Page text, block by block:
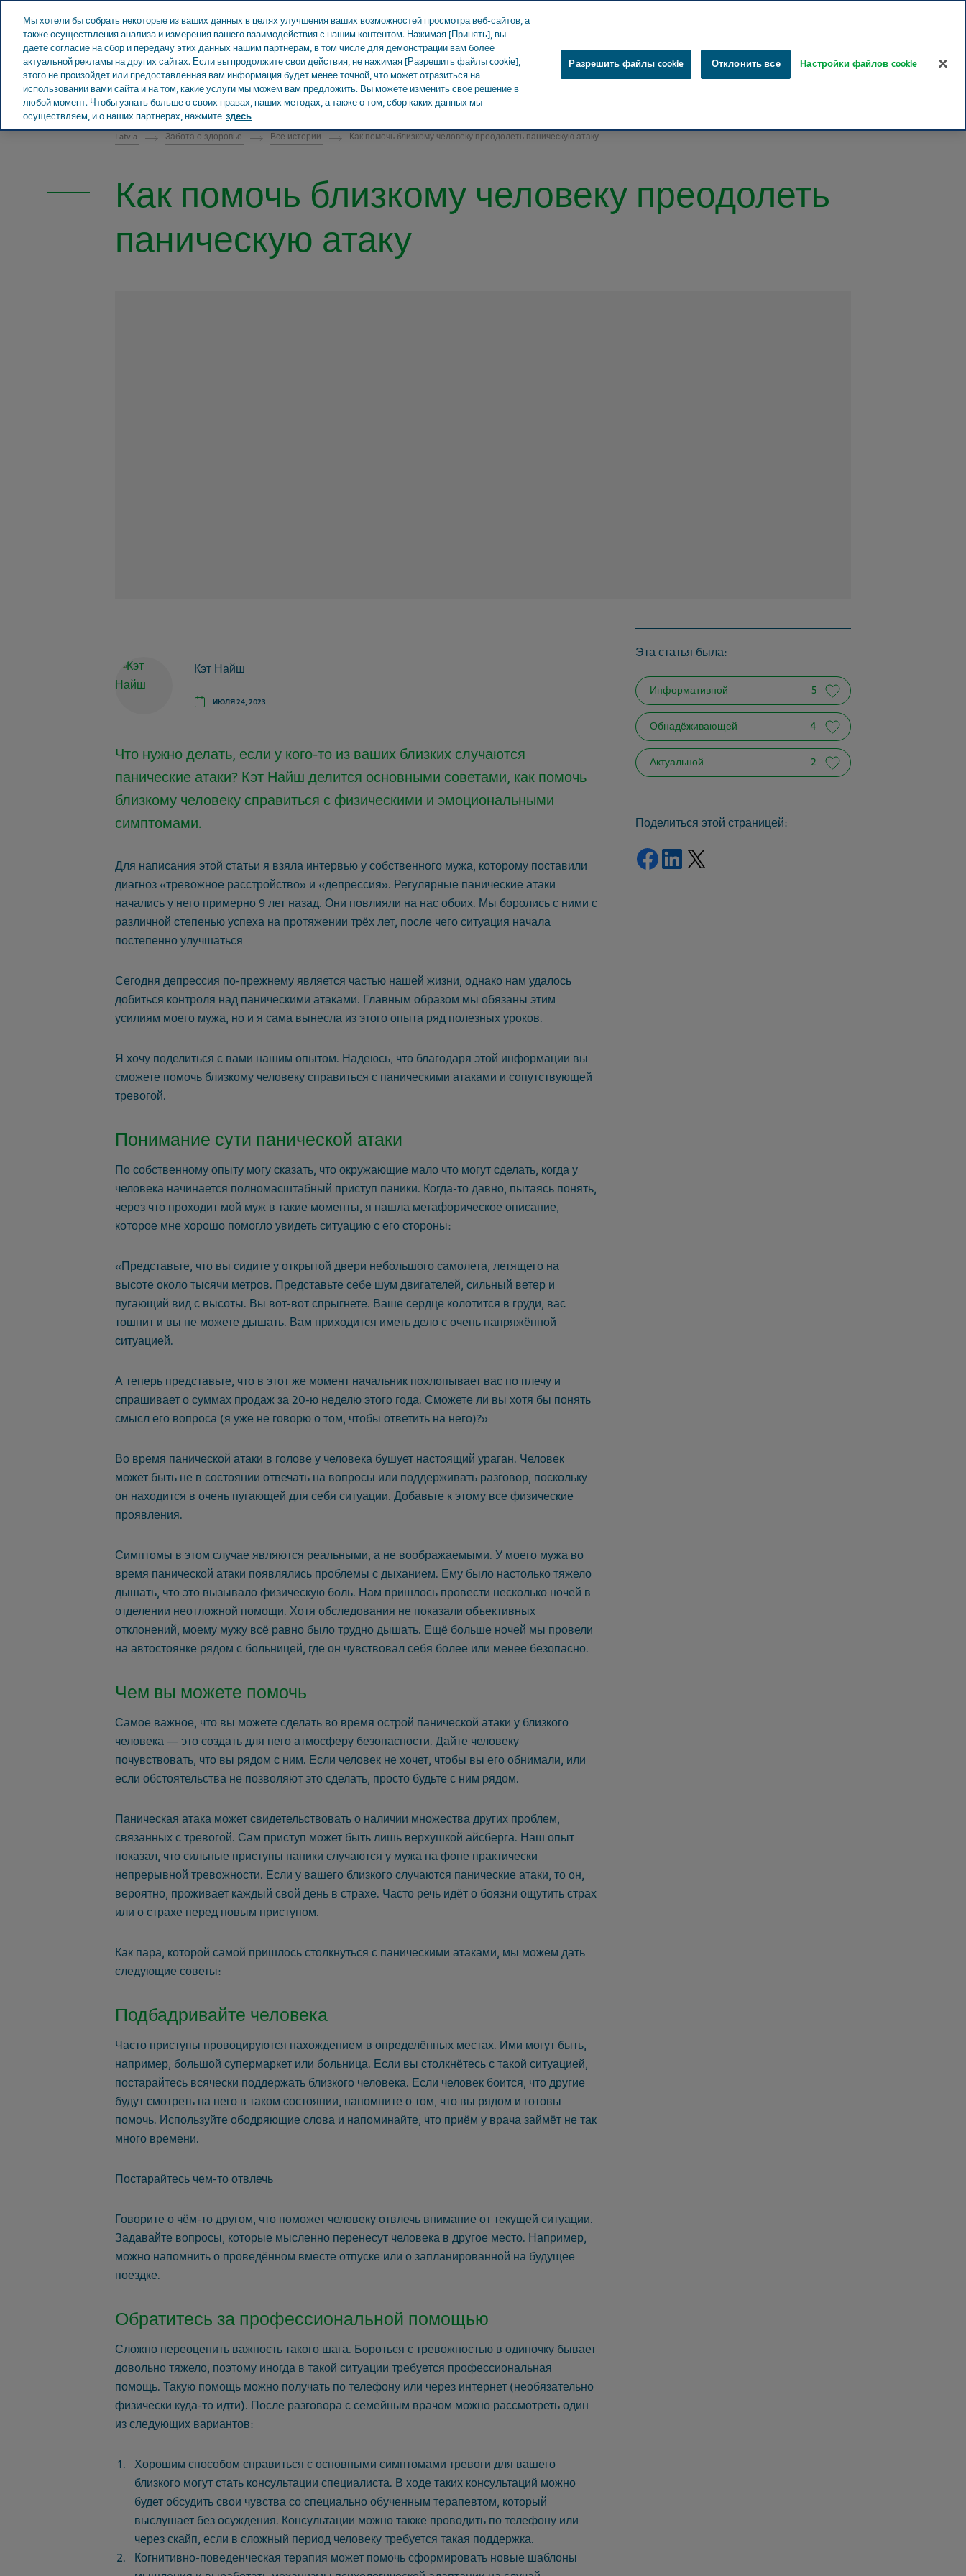
Teva в мире
О Teva Новости и СМИ Продукты Забота о здоровье
LATVIA ЗАБОТА О ЗДОРОВЬЕ
Latvia Забота о здоровье Все истории Как помочь близкому человеку преодолеть паническую атаку
Как помочь близкому человеку преодолеть
паническую атаку
Кэт Найш
ИЮЛЯ 24, 2023
Что нужно делать, если у кого-то из ваших близких случаются
панические атаки? Кэт Найш делится основными советами, как помочь
близкому человеку справиться с физическими и эмоциональными
симптомами.
Для написания этой статьи я взяла интервью у собственного мужа, которому поставили
диагноз «тревожное расстройство» и «депрессия». Регулярные панические атаки
начались у него примерно 9 лет назад. Они повлияли на нас обоих. Мы боролись с ними с
различной степенью успеха на протяжении трёх лет, после чего ситуация начала
постепенно улучшаться
Сегодня депрессия по-прежнему является частью нашей жизни, однако нам удалось
добиться контроля над паническими атаками. Главным образом мы обязаны этим
усилиям моего мужа, но и я сама вынесла из этого опыта ряд полезных уроков.
Я хочу поделиться с вами нашим опытом. Надеюсь, что благодаря этой информации вы
сможете помочь близкому человеку справиться с паническими атаками и сопутствующей
тревогой.
Понимание сути панической атаки
По собственному опыту могу сказать, что окружающие мало что могут сделать, когда у
человека начинается полномасштабный приступ паники. Когда-то давно, пытаясь понять,
через что проходит мой муж в такие моменты, я нашла метафорическое описание,
которое мне хорошо помогло увидеть ситуацию с его стороны:
«Представьте, что вы сидите у открытой двери небольшого самолета, летящего на
высоте около тысячи метров. Представьте себе шум двигателей, сильный ветер и
пугающий вид с высоты. Вы вот-вот спрыгнете. Ваше сердце колотится в груди, вас
тошнит и вы не можете дышать. Вам приходится иметь дело с очень напряжённой
ситуацией.
А теперь представьте, что в этот же момент начальник похлопывает вас по плечу и
спрашивает о суммах продаж за 20-ю неделю этого года. Сможете ли вы хотя бы понять
смысл его вопроса (я уже не говорю о том, чтобы ответить на него)?»
Во время панической атаки в голове у человека бушует настоящий ураган. Человек
может быть не в состоянии отвечать на вопросы или поддерживать разговор, поскольку
он находится в очень пугающей для себя ситуации. Добавьте к этому все физические
проявления.
Симптомы в этом случае являются реальными, а не воображаемыми. У моего мужа во
время панической атаки появлялись проблемы с дыханием. Ему было настолько тяжело
дышать, что это вызывало физическую боль. Нам пришлось провести несколько ночей в
отделении неотложной помощи. Хотя обследования не показали объективных
отклонений, моему мужу всё равно было трудно дышать. Ещё больше ночей мы провели
на автостоянке рядом с больницей, где он чувствовал себя более или менее безопасно.
Чем вы можете помочь
Самое важное, что вы можете сделать во время острой панической атаки у близкого
человека — это создать для него атмосферу безопасности. Дайте человеку
почувствовать, что вы рядом с ним. Если человек не хочет, чтобы вы его обнимали, или
если обстоятельства не позволяют это сделать, просто будьте с ним рядом.
Паническая атака может свидетельствовать о наличии множества других проблем,
связанных с тревогой. Сам приступ может быть лишь верхушкой айсберга. Наш опыт
показал, что сильные приступы паники случаются у мужа на фоне практически
непрерывной тревожности. Если у вашего близкого случаются панические атаки, то он,
вероятно, проживает каждый свой день в страхе. Часто речь идёт о боязни ощутить страх
или о страхе перед новым приступом.
Как пара, которой самой пришлось столкнуться с паническими атаками, мы можем дать
следующие советы:
Подбадривайте человека
Часто приступы провоцируются нахождением в определённых местах. Ими могут быть,
например, большой супермаркет или больница. Если вы столкнётесь с такой ситуацией,
постарайтесь всячески поддержать близкого человека. Если человек боится, что другие
будут смотреть на него в таком состоянии, напомните о том, что вы рядом и готовы
помочь. Используйте ободряющие слова и напоминайте, что приём у врача займёт не так
много времени.
Постарайтесь чем-то отвлечь
Говорите о чём-то другом, что поможет человеку отвлечь внимание от текущей ситуации.
Задавайте вопросы, которые мысленно перенесут человека в другое место. Например,
можно напомнить о проведённом вместе отпуске или о запланированной на будущее
поездке.
Обратитесь за профессиональной помощью
Сложно переоценить важность такого шага. Бороться с тревожностью в одиночку бывает
довольно тяжело, поэтому иногда в такой ситуации требуется профессиональная
помощь. Такую помощь можно получать по телефону или через интернет (необязательно
физически куда-то идти). После разговора с семейным врачом можно рассмотреть один
из следующих вариантов:
Хорошим способом справиться с основными симптомами тревоги для вашего
близкого могут стать консультации специалиста. В ходе таких консультаций можно
будет обсудить свои чувства со специально обученным терапевтом, который
выслушает без осуждения. Консультации можно также проводить по телефону или
через скайп, если в сложный период человеку требуется такая поддержка.
Когнитивно-поведенческая терапия может помочь сформировать новые шаблоны
Эта статья была:
Информативной 5
Обнадёживающей 4
Актуальной 2
Поделиться этой страницей:
Поделиться через фейсбук
Поделиться на Linkedin
Мы хотели бы собрать некоторые из ваших данных в целях улучшения ваших возможностей просмотра веб-сайтов, а
также осуществления анализа и измерения вашего взаимодействия с нашим контентом. Нажимая [Принять], вы
даете согласие на сбор и передачу этих данных нашим партнерам, в том числе для демонстрации вам более
актуальной рекламы на других сайтах. Если вы продолжите свои действия, не нажимая [Разрешить файлы cookie],
этого не произойдет или предоставленная вам информация будет менее точной, что может отразиться на
использовании вами сайта и на том, какие услуги мы можем вам предложить. Вы можете изменить свое решение в
любой момент. Чтобы узнать больше о своих правах, наших методах, а также о том, сбор каких данных мы
осуществляем, и о наших партнерах, нажмите здесь
Разрешить файлы cookie Отклонить все Настройки файлов cookie